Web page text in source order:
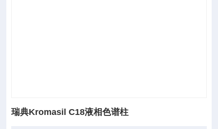
瑞典Kromasil C18液相色谱柱